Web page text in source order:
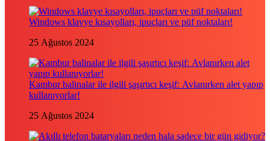
Windows klavye kısayolları, ipuçları ve püf noktaları!
25 Ağustos 2024
Kambur balinalar ile ilgili şaşırtıcı keşif: Avlanırken alet yapıp
kullanıyorlar!
25 Ağustos 2024